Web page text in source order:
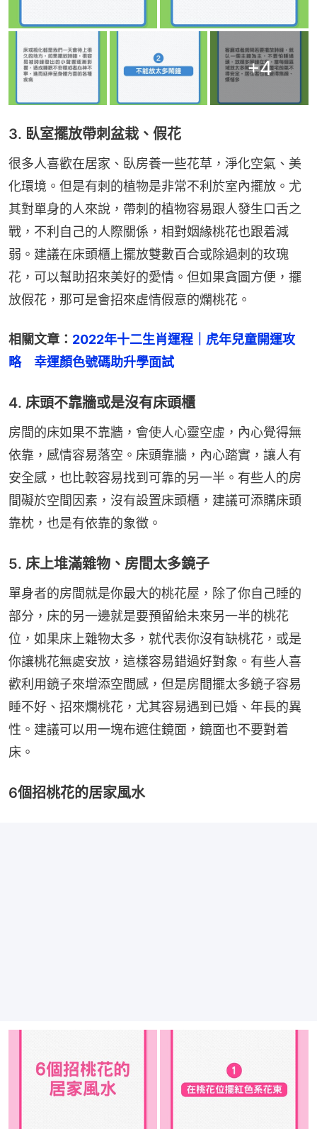
+4
3. 臥室擺放帶刺盆栽、假花
很多人喜歡在居家、臥房養一些花草，淨化空氣、美
化環境。但是有刺的植物是非常不利於室內擺放。尤
其對單身的人來說，帶刺的植物容易跟人發生口舌之
戰，不利自己的人際關係，相對姻緣桃花也跟着減
弱。建議在床頭櫃上擺放雙數百合或除過刺的玫瑰
花，可以幫助招來美好的愛情。但如果貪圖方便，擺
放假花，那可是會招來虛情假意的爛桃花。
相關文章： 2022年十二生肖運程｜虎年兒童開運攻
略　幸運顏色號碼助升學面試
4. 床頭不靠牆或是沒有床頭櫃
房間的床如果不靠牆，會使人心靈空虛，內心覺得無
依靠，感情容易落空。床頭靠牆，內心踏實，讓人有
安全感，也比較容易找到可靠的另一半。有些人的房
間礙於空間因素，沒有設置床頭櫃，建議可添購床頭
靠枕，也是有依靠的象徵。
5. 床上堆滿雜物、房間太多鏡子
單身者的房間就是你最大的桃花屋，除了你自己睡的
部分，床的另一邊就是要預留給未來另一半的桃花
位，如果床上雜物太多，就代表你沒有缺桃花，或是
你讓桃花無處安放，這樣容易錯過好對象。有些人喜
歡利用鏡子來增添空間感，但是房間擺太多鏡子容易
睡不好、招來爛桃花，尤其容易遇到已婚、年長的異
性。建議可以用一塊布遮住鏡面，鏡面也不要對着
床。
6個招桃花的居家風水